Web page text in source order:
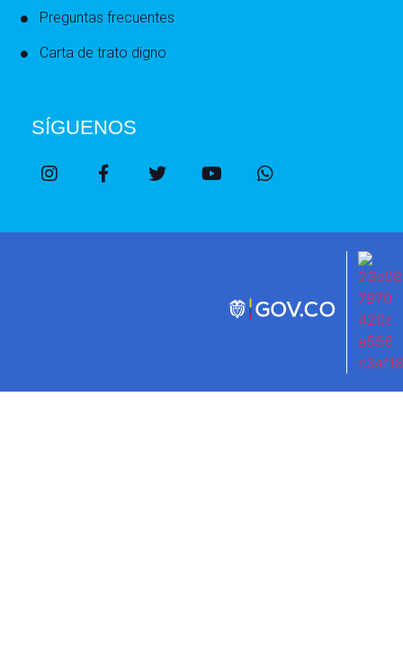
Preguntas frecuentes
Carta de trato digno
SÍGUENOS